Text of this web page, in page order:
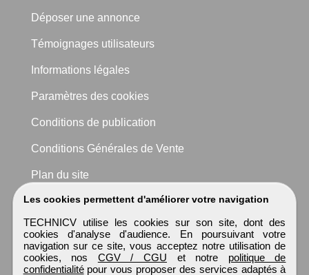
Les cookies permettent d'améliorer votre navigation
TECHNICV utilise les cookies sur son site, dont des
cookies d'analyse d'audience. En poursuivant votre
navigation sur ce site, vous acceptez notre utilisation de
cookies, nos CGV / CGU et notre politique de
confidentialitépour vous proposer des services adaptés à
Déposer une annonce
Témoignages utilisateurs
Informations légales
Paramètres des cookies
Conditions de publication
Conditions Générales de Vente
Plan du site